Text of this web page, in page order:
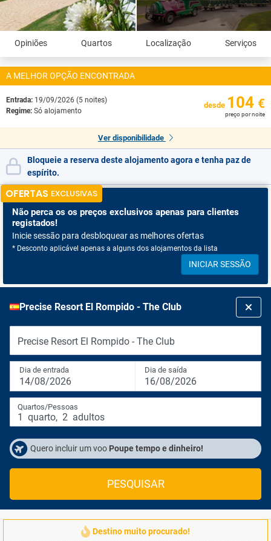
Opiniões Quartos Localização Serviços
A MELHOR OPÇÃO ENCONTRADA
Entrada: 19/09/2026 (5 noites)
Regime: Só alojamento
desde 104 €
preço por noite
Ver disponibilidade
Bloqueie a reserva deste alojamento agora e tenha paz de
espírito.
OFERTAS EXCLUSIVAS
Não perca os os preços exclusivos apenas para clientes
registados!
Inicie sessão para desbloquear as melhores ofertas
* Desconto aplicável apenas a alguns dos alojamentos da lista
INICIAR SESSÃO
Precise Resort El Rompido - The Club
Precise Resort El Rompido - The Club
Dia de entrada
14/08/2026
Dia de saída
16/08/2026
Quartos/Pessoas
1 quarto, 2 adultos
Quero incluir um voo Poupe tempo e dinheiro!
PESQUISAR
Destino muito procurado!